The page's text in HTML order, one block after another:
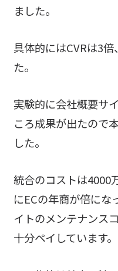
ました。
具体的にはCVRは3
た。
実験的に会社概要サ
ころ成果が出たので
した。
統合のコストは4000
にECの年商が倍にな
イトのメンテナンス
十分ペイしています。